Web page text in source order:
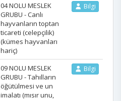
04 NOLU MESLEK
GRUBU - Canlı
hayvanların toptan
ticareti (celepçilik)
(kümes hayvanları
hariç)
Bilgi
09 NOLU MESLEK
GRUBU - Tahılların
öğütülmesi ve un
imalatı (mısır unu,
Bilgi